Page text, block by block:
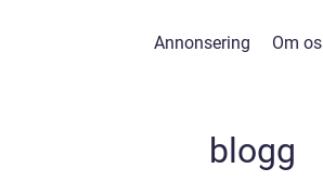
Annonsering Om
blogg